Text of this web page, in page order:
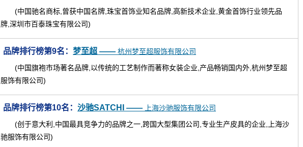
(中国驰名商标,曾获中国名牌,珠宝首饰业知名品牌,高新技术企业,黄金首饰行业领先品
牌,深圳市百泰珠宝有限公司)
品牌排行榜第9名： 梦至超 —— 杭州梦至超服饰有限公司
(中国旗袍市场著名品牌,以传统的工艺制作而著称女装企业,产品畅销国内外,杭州梦至超
服饰有限公司)
品牌排行榜第10名： 沙驰SATCHI ——
上海沙驰服饰有限公司
(创于意大利,中国最具竞争力的品牌之一,跨国大型集团公司,专业生产皮具的企业,上海沙
驰服饰有限公司)